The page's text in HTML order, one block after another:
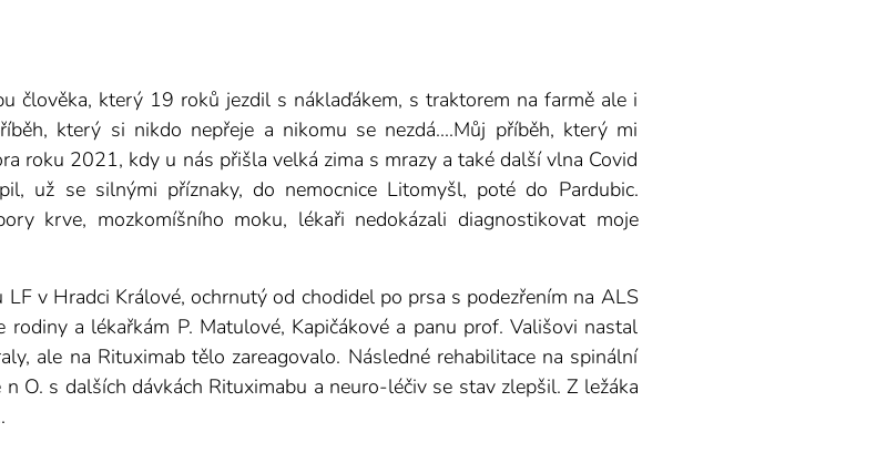
člověka, který 19 roků jezdil s náklaďákem, s traktorem na farmě ale i
který si nikdo nepřeje a nikomu se nezdá....Můj příběh, který mi
roku 2021, kdy u nás přišla velká zima s mrazy a také další vlna Covid
už se silnými příznaky, do nemocnice Litomyšl, poté do Pardubic.
krve, mozkomíšního moku, lékaři nedokázali diagnostikovat moje
v Hradci Králové, ochrnutý od chodidel po prsa s podezřením na ALS
a lékařkám P. Matulové, Kapičákové a panu prof. Vališovi nastal
ale na Rituximab tělo zareagovalo. Následné rehabilitace na spinální
O. s dalších dávkách Rituximabu a neuro-léčiv se stav zlepšil. Z ležáka